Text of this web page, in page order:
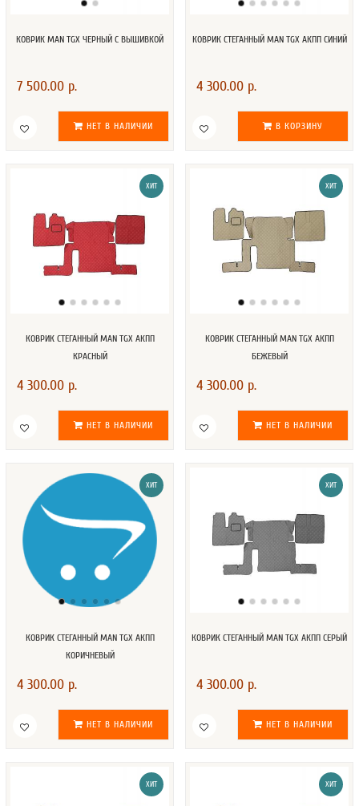
КОВРИК MAN TGX ЧЕРНЫЙ С ВЫШИВКОЙ
7 500.00 р.
НЕТ В НАЛИЧИИ
КОВРИК СТЕГАННЫЙ MAN TGX АКПП СИНИЙ
4 300.00 р.
В КОРЗИНУ
ХИТ
КОВРИК СТЕГАННЫЙ MAN TGX АКПП
КРАСНЫЙ
4 300.00 р.
НЕТ В НАЛИЧИИ
ХИТ
КОВРИК СТЕГАННЫЙ MAN TGX АКПП
БЕЖЕВЫЙ
4 300.00 р.
НЕТ В НАЛИЧИИ
ХИТ
КОВРИК СТЕГАННЫЙ MAN TGX АКПП
КОРИЧНЕВЫЙ
4 300.00 р.
НЕТ В НАЛИЧИИ
ХИТ
КОВРИК СТЕГАННЫЙ MAN TGX АКПП СЕРЫЙ
4 300.00 р.
НЕТ В НАЛИЧИИ
ХИТ ХИТ